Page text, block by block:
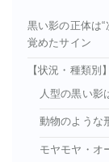
黒い影の正体は
覚めたサイン
【状況・種類
人型の黒い影
動物のような
モヤモヤ・オ